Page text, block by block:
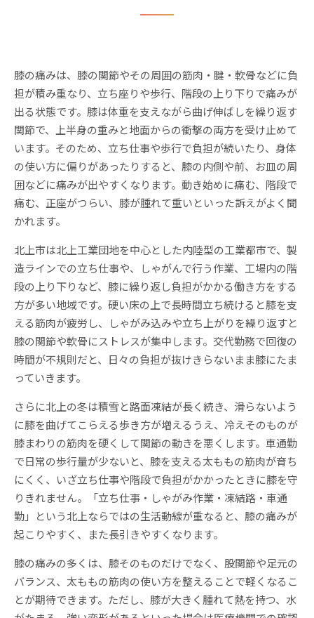
膝の痛みは、膝の関節やその周囲の筋肉・腱・軟骨などに負
担が積み重なり、立ち座りや歩行、階段の上り下りで痛みが
出る状態です。膝は体重を支えながら曲げ伸ばしを繰り返す
関節で、上半身の重みと地面からの衝撃の両方を受け止めて
います。そのため、立ち仕事や歩行で負担が続いたり、身体
の使い方に偏りがあったりすると、膝の内側や前、お皿の周
囲などに痛みが出やすくなります。動き始めに痛む、階段で
痛む、正座がつらい、膝が腫れて重いといった訴えがよく聞
かれます。
北上市は北上工業団地を中心とした内陸型の工業都市で、製
造ラインでの立ち仕事や、しゃがんで行う作業、工場内の階
段の上り下りなど、膝に繰り返し負担がかかる働き方をする
方が多い地域です。硬い床の上で長時間立ち続けると膝を支
える筋肉が疲労し、しゃがみ込みや立ち上がりを繰り返すと
膝の関節や軟骨にストレスが集中します。交代勤務で回復の
時間が不規則だと、日々の負担が抜けきらないまま膝にたま
っていきます。
さらに北上の冬は積雪と路面凍結が長く続き、滑らないよう
に膝を曲げてこらえる歩き方が増えるうえ、冷えそのものが
膝まわりの筋肉を硬くして関節の動きを悪くします。車通勤
で日常の歩行量が少ないと、膝を支える太ももの筋肉が育ち
にくく、いざ立ち仕事や階段で負担がかかったときに膝を守
りきれません。「立ち仕事・しゃがみ作業・凍結路・車通
勤」という北上ならではの生活動線が重なると、膝の痛みが
起こりやすく、また長引きやすくなります。
膝の痛みの多くは、膝そのものだけでなく、股関節や足元の
バランス、太ももの筋肉の使い方を整えることで軽くなるこ
とが期待できます。ただし、膝が大きく腫れて熱を持つ、水